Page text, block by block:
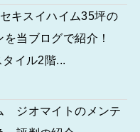
キスイハイム35坪の
当ブログで紹介！
タイル2階...
ジオマイトのメンテ